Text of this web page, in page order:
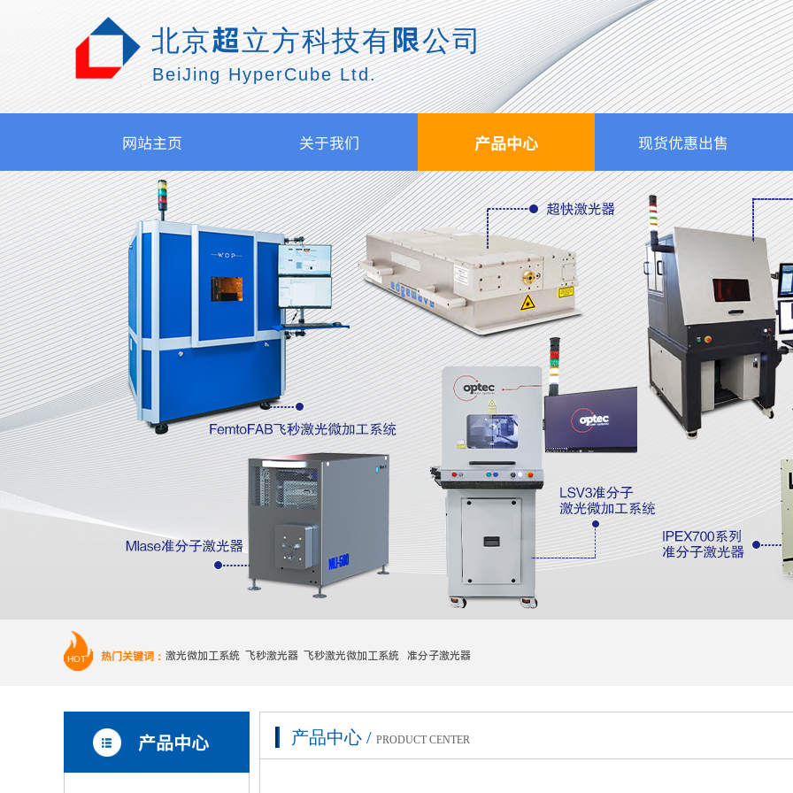
北京超立方科技有限公司
BeiJing HyperCube Ltd.
网站主页 关于我们 产品中心 现货优惠出售
激光微加工系统 飞秒激光器 飞秒激光微加工系统 准分子激光器
热门关键词：
HOT
产品中心 / PRODUCT CENTER
产品中心